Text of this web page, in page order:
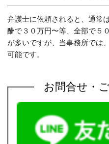
弁護士に依頼されると、通常
酬で３０万円〜等、全部で５
が多いですが、当事務所では
可能です。
お問合せ・